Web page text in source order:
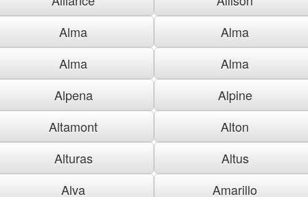
Alma
Alma
Alma
Alma
Alpena
Alpine
Altamont
Alton
Alturas
Altus
Alva
Amarillo